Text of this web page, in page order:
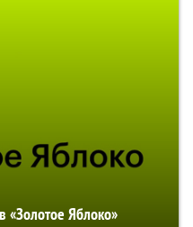
«Золотое Яблоко»